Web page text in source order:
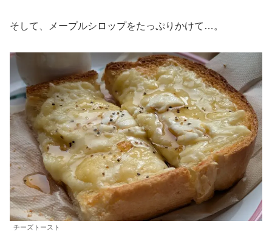
そして、メープルシロップをたっぷりかけて…。
チーズトースト